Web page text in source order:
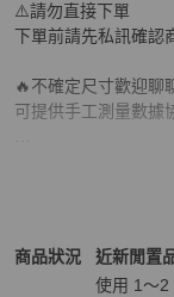
⚠️請勿直接下單
下單前請先私訊確認
🔥不確定尺寸歡迎聊
可提供手工測量數據
請確認清楚再下單，
商品狀況
Chrome Hearts男裝
近新閒置
使用 1～2